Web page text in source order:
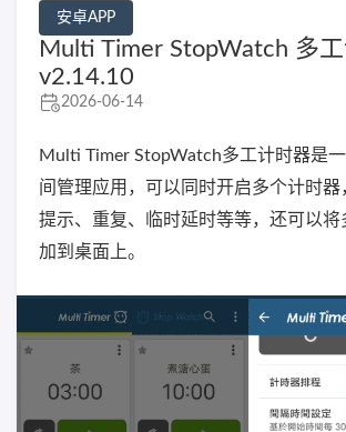
安卓APP
Multi Timer StopWatch 多
v2.14.10
2026-06-14
Multi Timer StopWatch多工计时器是
间管理应用，可以同时开启多个计时器
提示、重复、临时延时等等，还可以将
加到桌面上。